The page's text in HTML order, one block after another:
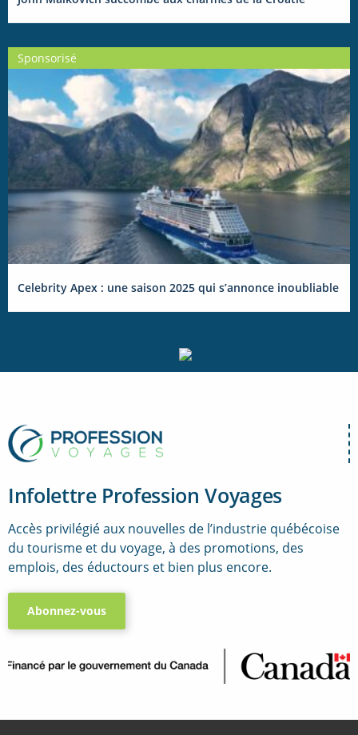
Sponsorisé
Celebrity Apex : une saison 2025 qui s’annonce inoubliable
Infolettre Profession Voyages
Accès privilégié aux nouvelles de l’industrie québécoise
du tourisme et du voyage, à des promotions, des
emplois, des éductours et bien plus encore.
Abonnez-vous